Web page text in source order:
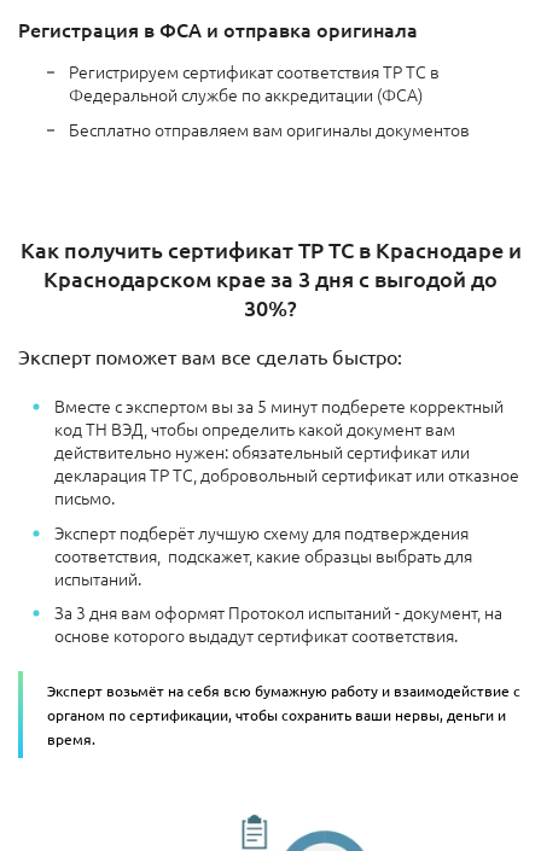
Регистрация в ФСА и отправка оригинала
Регистрируем сертификат соответствия ТР ТС в
Федеральной службе по аккредитации (ФСА)
Бесплатно отправляем вам оригиналы документов
Как получить сертификат ТР ТС в Краснодаре и
Краснодарском крае за 3 дня с выгодой до
30%?
Эксперт поможет вам все сделать быстро:
Вместе с экспертом вы за 5 минут подберете корректный
код ТН ВЭД, чтобы определить какой документ вам
действительно нужен: обязательный сертификат или
декларация ТР ТС, добровольный сертификат или отказное
письмо.
Эксперт подберёт лучшую схему для подтверждения
соответствия, подскажет, какие образцы выбрать для
испытаний.
За 3 дня вам оформят Протокол испытаний - документ, на
основе которого выдадут сертификат соответствия.
Эксперт возьмёт на себя всю бумажную работу и взаимодействие с
органом по сертификации, чтобы сохранить ваши нервы, деньги и
время.